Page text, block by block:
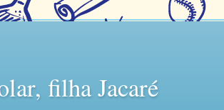
filha Jacaré